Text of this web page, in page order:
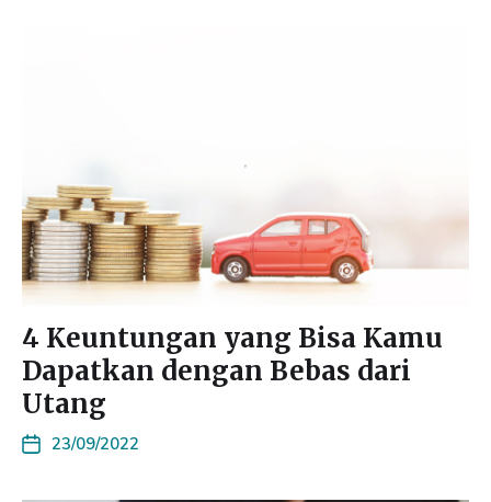
4 Keuntungan yang Bisa Kamu
Dapatkan dengan Bebas dari
Utang
23/09/2022